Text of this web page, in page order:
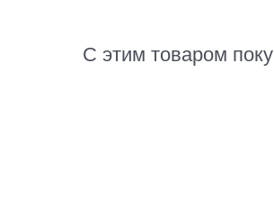
С этим товаром